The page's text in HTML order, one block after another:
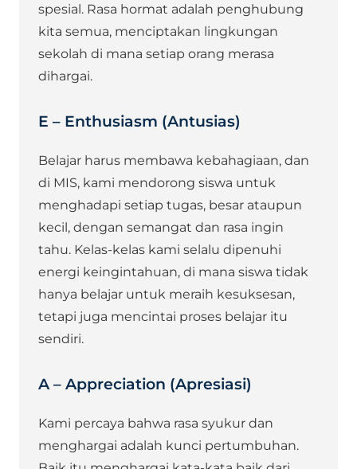
spesial. Rasa hormat adalah penghubung
kita semua, menciptakan lingkungan
sekolah di mana setiap orang merasa
dihargai.
E – Enthusiasm (Antusias)
Belajar harus membawa kebahagiaan, dan
di MIS, kami mendorong siswa untuk
menghadapi setiap tugas, besar ataupun
kecil, dengan semangat dan rasa ingin
tahu. Kelas-kelas kami selalu dipenuhi
energi keingintahuan, di mana siswa tidak
hanya belajar untuk meraih kesuksesan,
tetapi juga mencintai proses belajar itu
sendiri.
A – Appreciation (Apresiasi)
Kami percaya bahwa rasa syukur dan
menghargai adalah kunci pertumbuhan.